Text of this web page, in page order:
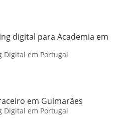
digital para Academia em
Digital em Portugal
em Guimarães
Digital em Portugal